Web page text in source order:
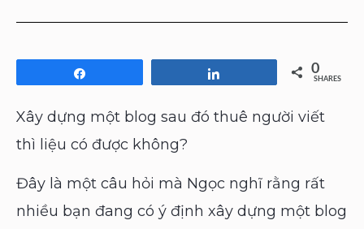
0
SHARES
Xây dựng một blog sau đó thuê người viết
thì liệu có được không?
Đây là một câu hỏi mà Ngọc nghĩ rằng rất
nhiều bạn đang có ý định xây dựng một blog